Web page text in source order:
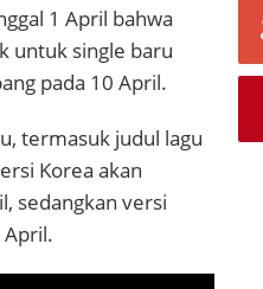
1 April bahwa
untuk single baru
pada 10 April.
termasuk judul lagu
Korea akan
sedangkan versi
April.